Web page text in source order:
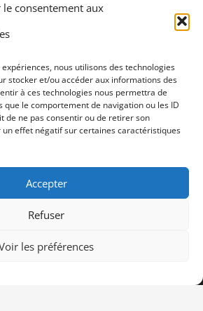
le consentement aux
nous utilisons des technologies
stocker et/ou accéder aux informations des
à ces technologies nous permettra de
le comportement de navigation ou les ID
de ne pas consentir ou de retirer son
effet négatif sur certaines caractéristiques
Accepter
Refuser
les préférences
grand-amiens.fr
91
rue Frédéric Petit 80000 Amiens